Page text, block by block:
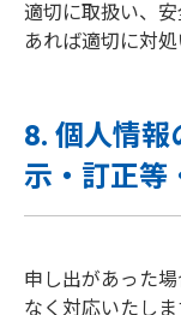
適切に取扱い、
あれば適切に対処
8. 個人情報
示・訂正等
申し出があった
なく対応いたしま